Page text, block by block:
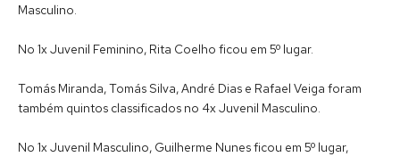
Masculino.
No 1x Juvenil Feminino, Rita Coelho ficou em 5º lugar.
Tomás Miranda, Tomás Silva, André Dias e Rafael Veiga foram
também quintos classificados no 4x Juvenil Masculino.
No 1x Juvenil Masculino, Guilherme Nunes ficou em 5º lugar,